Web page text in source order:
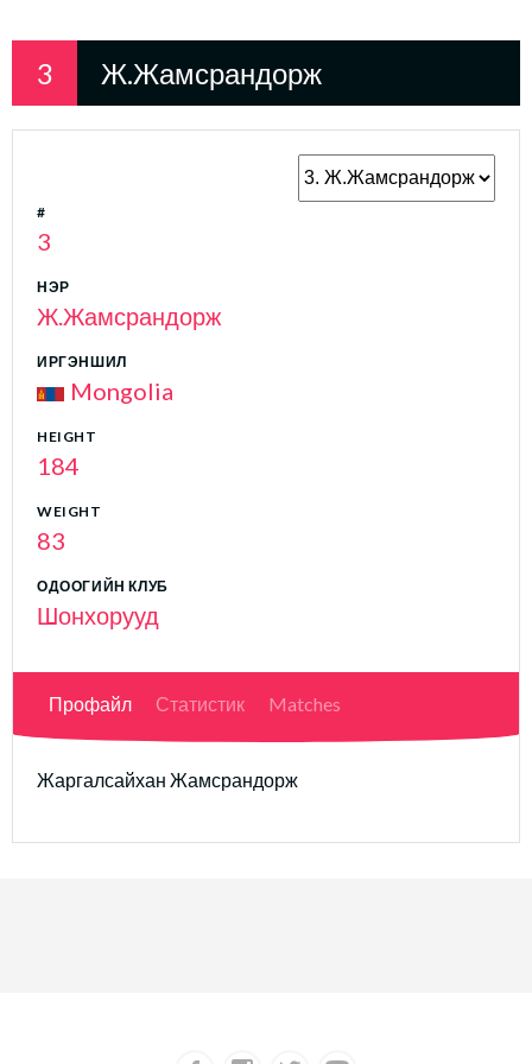
3 Ж.Жамсрандорж
#
3
НЭР
Ж.Жамсрандорж
ИРГЭНШИЛ
Mongolia
HEIGHT
184
WEIGHT
83
ОДООГИЙН КЛУБ
Шонхорууд
Профайл Статистик Matches
Жаргалсайхан Жамсрандорж